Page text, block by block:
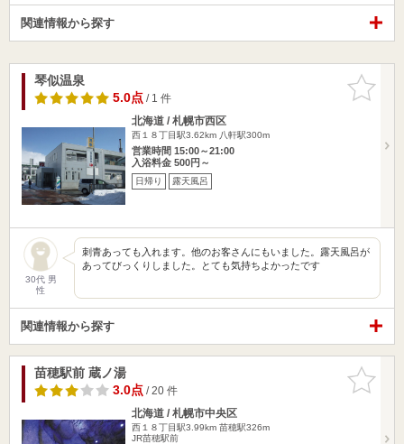
関連情報から探す
お気に入
りに追加
琴似温泉
5.0点/ 1 件
北海道 / 札幌市西区
西１８丁目駅3.62km 八軒駅300m
営業時間 15:00～21:00
入浴料金 500円～
日帰り 露天風呂
30代 男
性
刺青あっても入れます。他のお客さんにもいました。露天風呂が
あってびっくりしました。とても気持ちよかったです
関連情報から探す
お気に入
りに追加
苗穂駅前 蔵ノ湯
3.0点/ 20 件
北海道 / 札幌市中央区
西１８丁目駅3.99km 苗穂駅326m
JR苗穂駅前